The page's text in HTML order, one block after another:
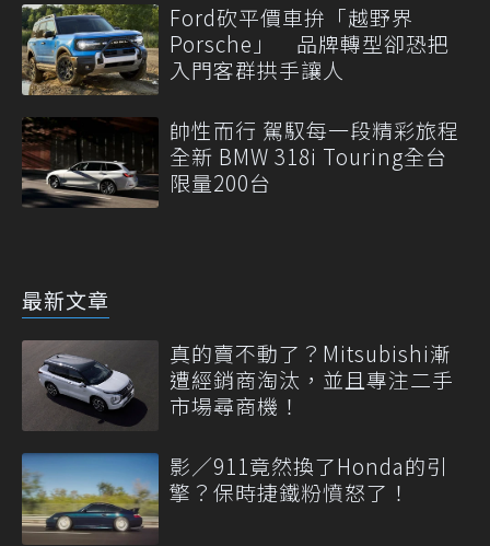
Ford砍平價車拚「越野界
Porsche」 品牌轉型卻恐把
入門客群拱手讓人
帥性而行 駕馭每一段精彩旅程
全新 BMW 318i Touring全台
限量200台
最新文章
真的賣不動了？Mitsubishi漸
遭經銷商淘汰，並且專注二手
市場尋商機！
影／911竟然換了Honda的引
擎？保時捷鐵粉憤怒了！